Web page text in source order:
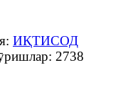
ИҚТИСОД
2738